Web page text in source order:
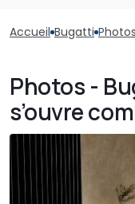
Accueil Bugatti Photos
Photos -
s’ouvre